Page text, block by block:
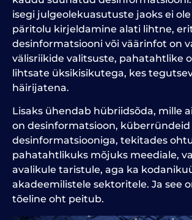
isegi julgeolekuasutuste jaoks ei
päritolu kirjeldamine alati lihtne,
desinformatsiooni või väärinfot on
välisriikide valitsuste, pahatahtlike
lihtsate üksikisikutega, kes
häirijatena.
Lisaks ühendab hübriidsõda, mille
on desinformatsioon,
desinformatsiooniga, tekitades
pahatahtlikuks mõjuks meediale,
avalikule taristule, aga ka
akadeemilistele sektoritele. Ja see
tõeline oht peitub.